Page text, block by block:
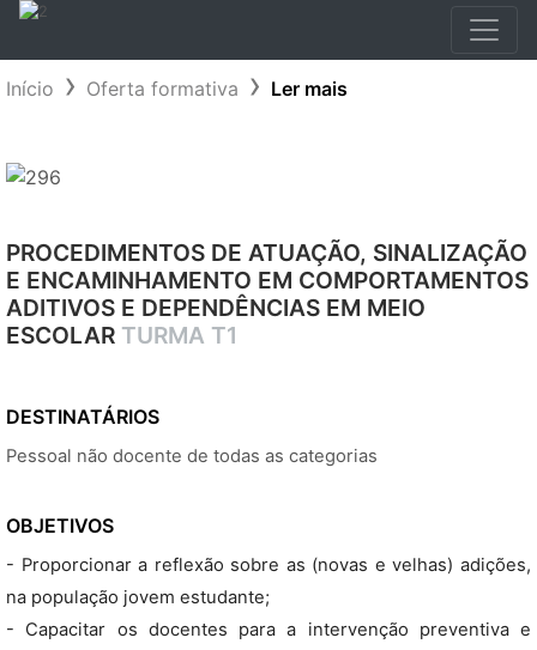
Início Oferta formativa Ler mais
PROCEDIMENTOS DE ATUAÇÃO, SINALIZAÇÃO
E ENCAMINHAMENTO EM COMPORTAMENTOS
ADITIVOS E DEPENDÊNCIAS EM MEIO
ESCOLAR TURMA T1
DESTINATÁRIOS
Pessoal não docente de todas as categorias
OBJETIVOS
- Proporcionar a reflexão sobre as (novas e velhas) adições,
na população jovem estudante;
- Capacitar os docentes para a intervenção preventiva e